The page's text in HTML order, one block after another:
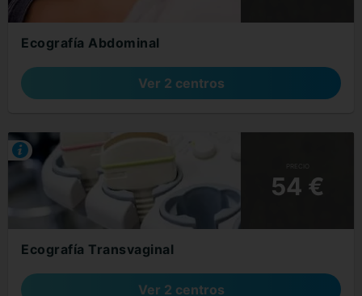
Ecografía Abdominal
Ver 2 centros
54 €
Ecografía Transvaginal
Ver 2 centros